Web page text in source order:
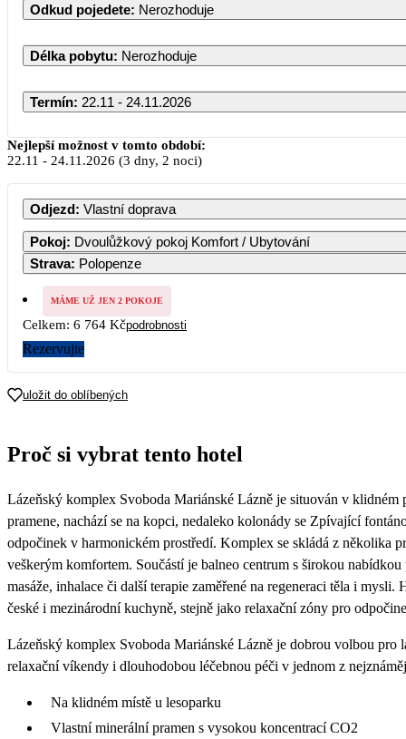
Odkud pojedete: Nerozhoduje
Délka pobytu: Nerozhoduje
Termín: 22.11 - 24.11.2026
Listopad 2026
PO ÚT ST ČT PÁ
2 3 4 5 6
16 17 18 19 20
Nejlepší možnost v tomto období:
22.11 - 24.11.2026 (3 dny, 2 noci)
Odjezd: Vlastní doprava
Pokoj: Dvoulůžkový pokoj Komfort / Ubytování
Strava: Polopenze
MÁME UŽ JEN 2 POKOJE
Celkem: 6 764 Kčpodrobnosti
Rezervujte
uložit do oblíbených
Proč si vybrat tento hotel
Lázeňský komplex Svoboda Mariánské Lázně je situován v klidném
pramene, nachází se na kopci, nedaleko kolonády se Zpívající
odpočinek v harmonickém prostředí. Komplex se skládá z několika
veškerým komfortem. Součástí je balneo centrum s širokou
masáže, inhalace či další terapie zaměřené na regeneraci těla i
české i mezinárodní kuchyně, stejně jako relaxační zóny pro
Lázeňský komplex Svoboda Mariánské Lázně je dobrou volbou pro
relaxační víkendy i dlouhodobou léčebnou péči v jednom z
Na klidném místě u lesoparku
Vlastní minerální pramen s vysokou koncentrací CO2